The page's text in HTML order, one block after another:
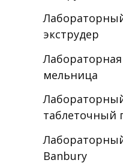
экструдер
мельница
таблеточный
Banbury